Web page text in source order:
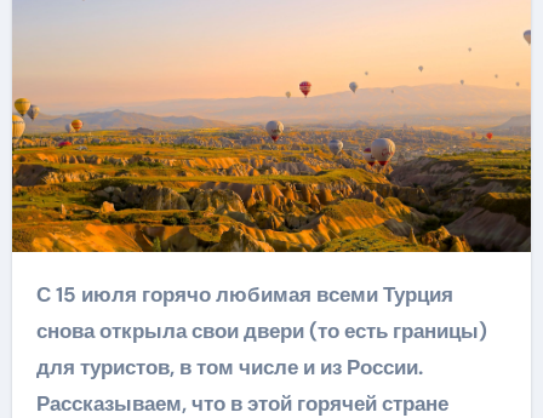
С 15 июля горячо любимая всеми Турция
снова открыла свои двери (то есть границы)
для туристов, в том числе и из России.
Рассказываем, что в этой горячей стране